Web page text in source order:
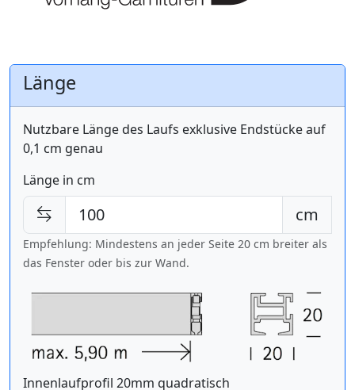
Länge
Nutzbare Länge des Laufs exklusive Endstücke auf
0,1 cm genau
Länge in cm
cm
Empfehlung: Mindestens an jeder Seite 20 cm breiter als
das Fenster oder bis zur Wand.
Innenlaufprofil 20mm quadratisch